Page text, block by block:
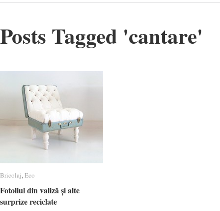
Posts Tagged 'cantare'
Bricolaj,Eco
Fotoliul din valiză și alte
surprize reciclate
Bricolaj Eco
Fotoliul din valiză și alte
surprize reciclate